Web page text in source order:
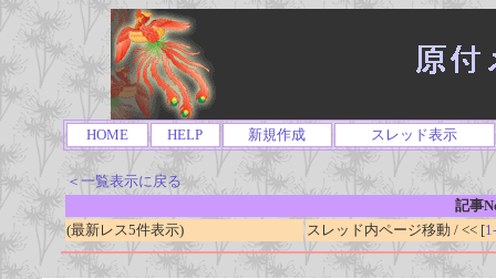
HOME HELP 新規作成 スレッド表示
＜一覧表示に戻る
記事
(最新レス5件表示)
スレッド内ページ移動 / << [